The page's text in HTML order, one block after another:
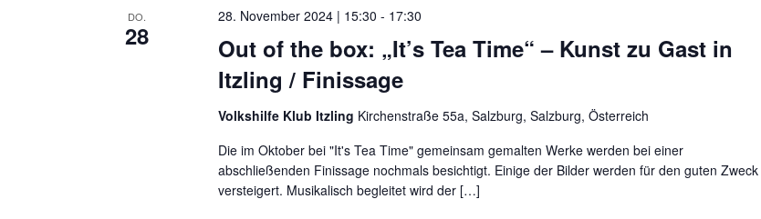
DO.
28
Out of the box: „It’s Tea Time“ – Kunst zu Gast in
Itzling / Finissage
28. November 2024 | 15:30 - 17:30
Volkshilfe Klub Itzling Kirchenstraße 55a, Salzburg, Salzburg, Österreich
Die im Oktober bei "It's Tea Time" gemeinsam gemalten Werke werden bei einer
abschließenden Finissage nochmals besichtigt. Einige der Bilder werden für den guten Zweck
versteigert. Musikalisch begleitet wird der […]